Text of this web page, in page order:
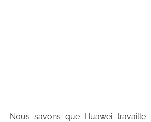
Nous savons que Huawei